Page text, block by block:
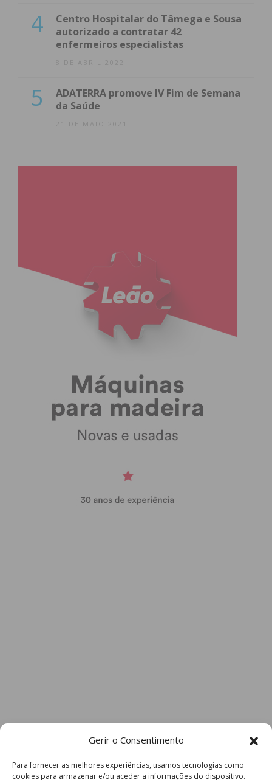
Gerir o Consentimento
Para fornecer as melhores experiências, usamos tecnologias como
cookies para armazenar e/ou aceder a informações do dispositivo.
4
Centro Hospitalar do Tâmega e Sousa
autorizado a contratar 42
enfermeiros especialistas
8 DE ABRIL 2022
5
ADATERRA promove IV Fim de Semana
da Saúde
21 DE MAIO 2021